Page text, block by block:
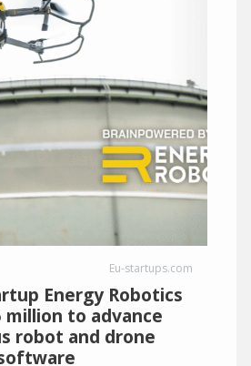
Eu-startups.com
Energy Robotics
million to advance
robot and drone